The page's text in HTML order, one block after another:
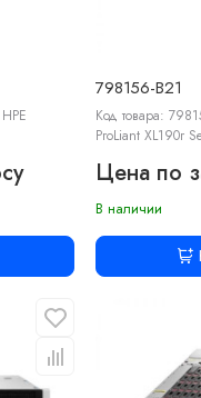
798156-B21
Код товара:
ProLiant XL190r
Цена по
В наличии